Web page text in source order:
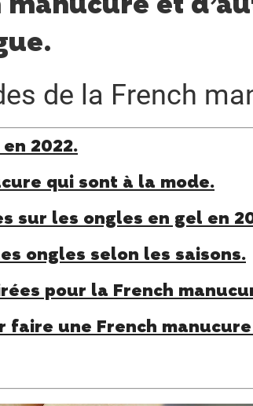
de la French
2022.
qui sont à la mode.
sur les ongles en gel en
ongles selon les saisons.
pour la French
faire une French